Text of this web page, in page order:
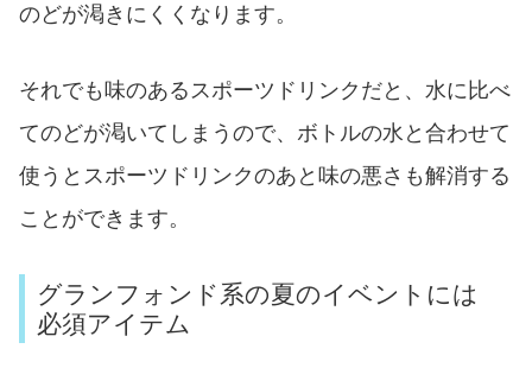
のどが渇きにくくなります。
それでも味のあるスポーツドリンクだと、水に比べ
てのどが渇いてしまうので、ボトルの水と合わせて
使うとスポーツドリンクのあと味の悪さも解消する
ことができます。
グランフォンド系の夏のイベントには
必須アイテム